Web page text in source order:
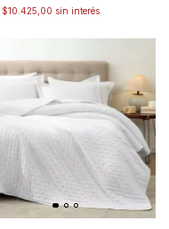
$10.425,00 sin interés